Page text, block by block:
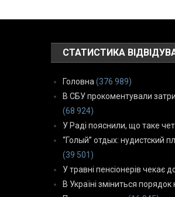
СТАТИСТИКА
Головна (376 989)
В СБУ прокоментували
(68 924)
У Раді пояснили, що таке
“Голый” отдых: нудистский
(39 501)
У травні пенсіонерів чекає
В Україні зміниться